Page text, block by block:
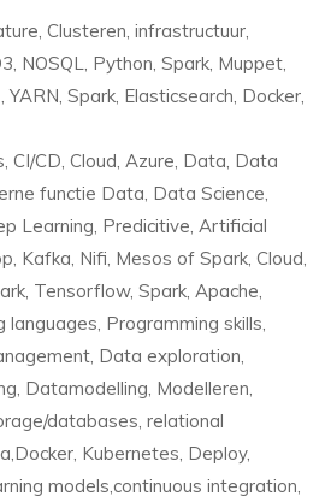
Clusteren, infrastructuur,
NOSQL, Python, Spark, Muppet,
Spark, Elasticsearch, Docker,
CI/CD, Cloud, Azure, Data, Data
functie Data, Data Science,
Learning, Predicitive, Artificial
Kafka, Nifi, Mesos of Spark, Cloud,
Tensorflow, Spark, Apache,
Programming skills,
Data exploration,
Datamodelling, Modelleren,
databases, relational
Kubernetes, Deploy,
models,continuous integration,